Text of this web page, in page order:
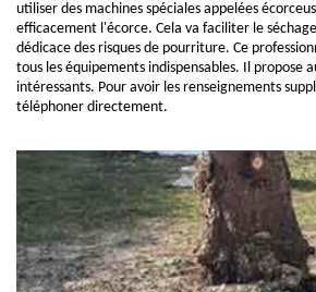
utiliser des machines spéciales appelées
efficacement l'écorce. Cela va faciliter le
dédicace des risques de pourriture. Ce
tous les équipements indispensables. Il propose
intéressants. Pour avoir les renseignements
téléphoner directement.